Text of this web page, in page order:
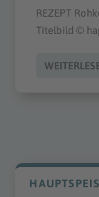
REZEPT
Titelbild ©